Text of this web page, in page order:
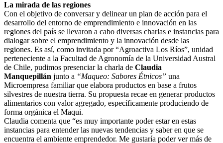
La mirada de las regiones
Con el objetivo de conversar y delinear un plan de acción para el
desarrollo del entorno de emprendimiento e innovación en las
regiones del país se llevaron a cabo diversas charlas e instancias para
dialogar sobre el emprendimiento y la innovación desde las
regiones. Es así, como invitada por “Agroactiva Los Ríos”, unidad
perteneciente a la Facultad de Agronomía de la Universidad Austral
de Chile, pudimos presenciar la charla de Claudia
Manquepillán junto a “Maqueo: Sabores Étnicos” una
Microempresa familiar que elabora productos en base a frutos
silvestres de nuestra tierra. Su propuesta recae en generar productos
alimentarios con valor agregado, específicamente produciendo de
forma orgánica el Maqui.
Claudia comenta que “es muy importante poder estar en estas
instancias para entender las nuevas tendencias y saber en que se
encuentra el ambiente emprendedor. Me gustaría poder ver más de